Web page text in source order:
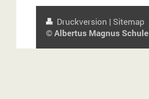
Druckversion | Sitemap
© Albertus Magnus Schule